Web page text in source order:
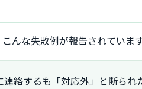
んな失敗例が報告されています
絡するも「対応外」と断られ